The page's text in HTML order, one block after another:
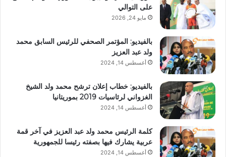
على التوالي
مايو 24, 2026
بالفيديو: المؤتمر الصحفي للرئيس السابق محمد
ولد عبد العزيز
أغسطس 14, 2024
بالفيديو: خطاب إعلان ترشح محمد ولد الشيخ
الغزواني لرئاسيات 2019 بموريتانيا
أغسطس 14, 2024
كلمة الرئيس محمد ولد عبد العزيز في آخر قمة
عربية يشارك فيها بصفته رئيسا للجمهورية
أغسطس 14, 2024